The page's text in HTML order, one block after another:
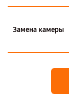
Замена камеры